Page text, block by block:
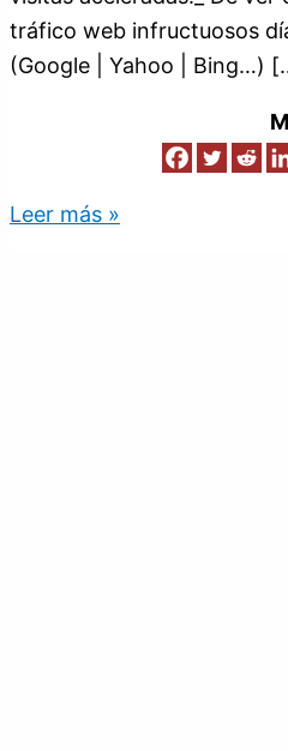
tráfico web infructuosos
(Google | Yahoo | Bing…)
Leer más »